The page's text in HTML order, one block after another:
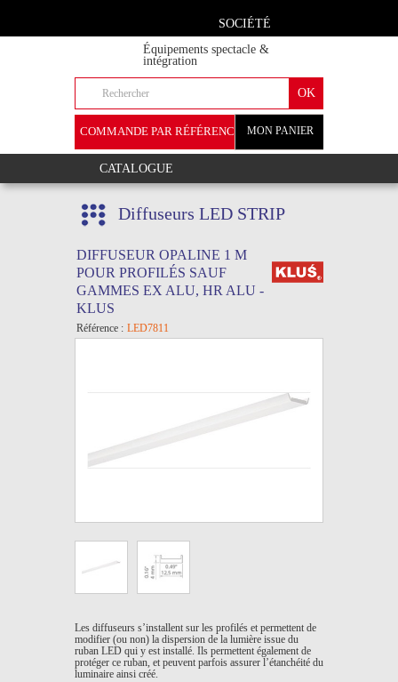
SOCIÉTÉ
Équipements spectacle &
intégration
MON PANIER
COMMANDE PAR RÉFÉRENCE
CATALOGUE
Diffuseurs LED STRIP
DIFFUSEUR OPALINE 1 M
POUR PROFILÉS SAUF
GAMMES EX ALU, HR ALU -
KLUS
Référence : LED7811
Les diffuseurs s’installent sur les profilés et permettent de
modifier (ou non) la dispersion de la lumière issue du
ruban LED qui y est installé. Ils permettent également de
protéger ce ruban, et peuvent parfois assurer l’étanchéité du
luminaire ainsi créé.